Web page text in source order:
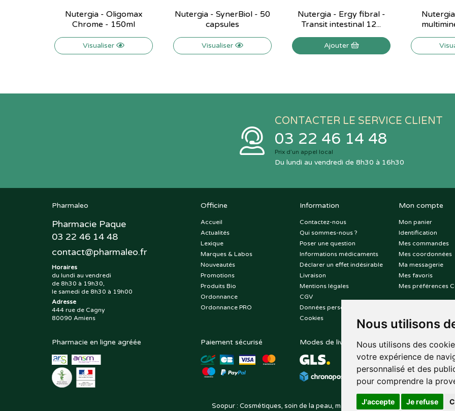
Nous utilisons
Nous utilisons des
votre expérience de
personnalisé et des
pour comprendre la
J'accepte Je refuse
Nutergia - Oligomax
Chrome - 150ml
Visualiser
Nutergia - SynerBiol - 50
capsules
Visualiser
Nutergia - Ergy fibral -
Transit intestinal 12...
Ajouter
CONTACTER LE SERVICE CLIENT
03 22 46 14 48
Prix d’un appel local
Du lundi au vendredi de 8h30 à 16h30
Pharmaleo
Pharmacie Paque
03 22 46 14 48
contact@pharmaleo.fr
Horaires
du lundi au vendredi
de 8h30 à 19h30,
le samedi de 8h30 à 19h00
Adresse
444 rue de Cagny
80090 Amiens
Officine
Accueil
Actualités
Lexique
Marques & Labos
Nouveautés
Promotions
Produits Bio
Ordonnance
Ordonnance PRO
Information
Contactez-nous
Qui sommes-nous ?
Poser une question
Informations médicaments
Déclarer un effet indésirable
Livraison
Mentions légales
CGV
Données personnelles
Cookies
Mon compte
Mon panier
Identification
Mes commandes
Mes coordonnées
Ma messagerie
Mes favoris
Mes préférences
Pharmacie en ligne agréée Paiement sécurisé Modes de livraison Suivez-nous sur
Soopur : Cosmétiques, soin de la peau, maquillage, toutes vos marques de